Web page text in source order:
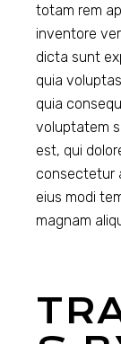
totam rem
inventore
dicta sunt
quia
quia
voluptatem
est, qui
consectetur
eius modi
magnam